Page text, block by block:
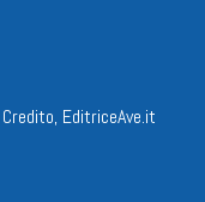
EditriceAve.it